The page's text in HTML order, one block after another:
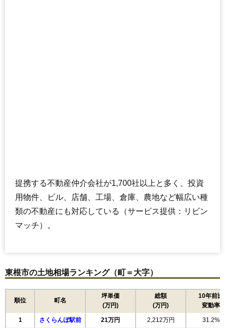
提携する不動産仲介会社が1,700社以上と多く、投資
用物件、ビル、店舗、工場、倉庫、農地など幅広い種
類の不動産にも対応している（サービス提供：リビン
マッチ）。
東根市の土地相場ランキング（町＝大字）
順位 町名
坪単価
(万円)
総額
(万円)
10年前比
変動率
1 さくらんぼ駅前 21万円 2,212万円 31.2%